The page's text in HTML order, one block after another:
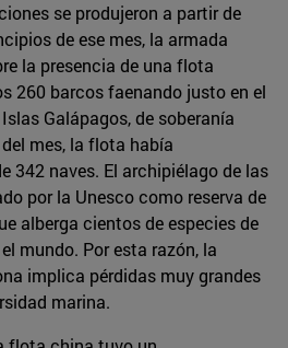
se produjeron a partir de
de ese mes, la armada
la presencia de una flota
260 barcos faenando justo en el
Galápagos, de soberanía
mes, la flota había
342 naves. El archipiélago de las
por la Unesco como reserva de
alberga cientos de especies de
mundo. Por esta razón, la
implica pérdidas muy grandes
marina.